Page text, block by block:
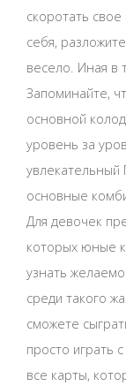
скоротать
себя,
весело. Иная в
Запоминайте,
основной
уровень за
увлекательный
основные
Для девочек
которых юные
узнать
среди такого
сможете
просто играть
все карты,